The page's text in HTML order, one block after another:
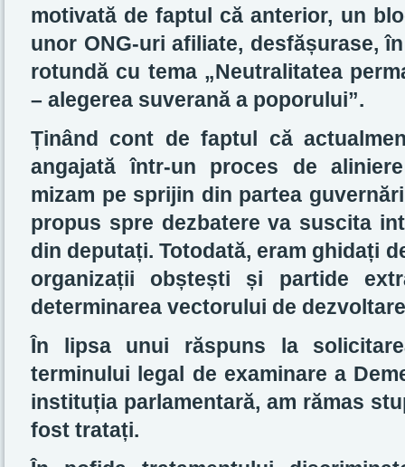
motivată de faptul că anterior, un
unor ONG-uri afiliate, desfășurase,
rotundă cu tema „Neutralitatea
– alegerea suverană a poporului”.
Ținând cont de faptul că
angajată într-un proces de
mizam pe sprijin din partea
propus spre dezbatere va suscita
din deputați. Totodată, eram ghidați
organizații obștești și partide
determinarea vectorului de
În lipsa unui răspuns la
terminului legal de examinare a
instituția parlamentară, am rămas
fost tratați.